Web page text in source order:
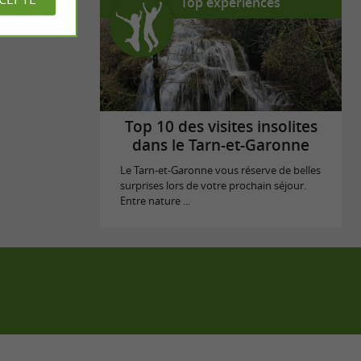
Top 10 des visites insolites
dans le Tarn-et-Garonne
Le Tarn-et-Garonne vous réserve de belles
surprises lors de votre prochain séjour.
Entre nature ...